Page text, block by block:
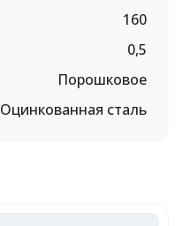
160
0,5
Порошковое
Оцинкованная сталь